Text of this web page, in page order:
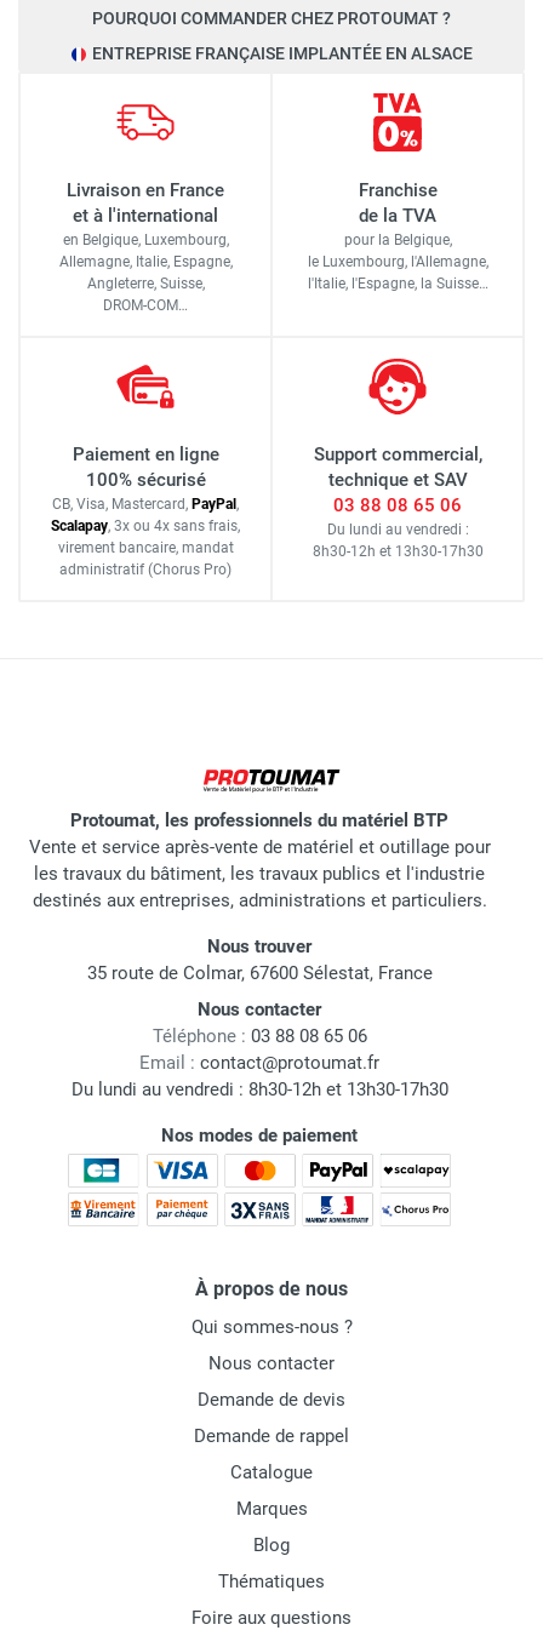
POURQUOI COMMANDER CHEZ PROTOUMAT ?
ENTREPRISE FRANÇAISE IMPLANTÉE EN ALSACE
Livraison en France
et à l'international
en Belgique, Luxembourg,
Allemagne, Italie, Espagne,
Angleterre, Suisse,
DROM-COM…
Franchise
de la TVA
pour la Belgique,
le Luxembourg, l'Allemagne,
l'Italie, l'Espagne, la Suisse…
Paiement en ligne
100% sécurisé
CB, Visa, Mastercard, PayPal ,
Scalapay, 3x ou 4x sans frais,
virement bancaire, mandat
administratif (Chorus Pro)
Support commercial,
technique et SAV
03 88 08 65 06
Du lundi au vendredi :
8h30-12h et 13h30-17h30
Protoumat, les professionnels du matériel BTP
Vente et service après-vente de matériel et outillage pour
les travaux du bâtiment, les travaux publics et l'industrie
destinés aux entreprises, administrations et particuliers.
Nous trouver
35 route de Colmar, 67600 Sélestat, France
Nous contacter
Téléphone : 03 88 08 65 06
Email : contact@protoumat.fr
Du lundi au vendredi : 8h30-12h et 13h30-17h30
Nos modes de paiement
À propos de nous
Qui sommes-nous ?
Nous contacter
Demande de devis
Demande de rappel
Catalogue
Marques
Blog
Thématiques
Foire aux questions